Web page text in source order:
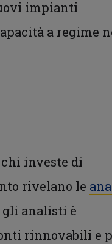
impianti
a regime
investe di
rivelano le
gli analisti è
rinnovabili e